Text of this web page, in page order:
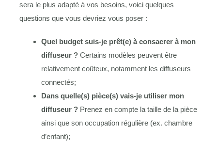
sera le plus adapté à vos besoins, voici quelques
questions que vous devriez vous poser :
Quel budget suis-je prêt(e) à consacrer à mon
diffuseur ? Certains modèles peuvent être
relativement coûteux, notamment les diffuseurs
connectés;
Dans quelle(s) pièce(s) vais-je utiliser mon
diffuseur ? Prenez en compte la taille de la pièce
ainsi que son occupation régulière (ex. chambre
d’enfant);